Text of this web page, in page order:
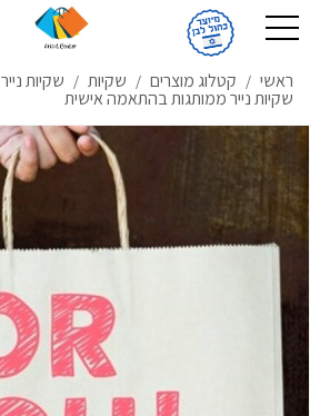
ראשי / קטלוג מוצרים / שקיות / שקיות נייר
שקיות נייר ממותגות בהתאמה אישית